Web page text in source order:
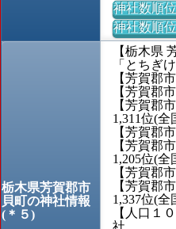
神社数順
神社数順
栃木県芳賀郡市
貝町の神社情報
(＊５)
【栃木県
「とちぎ
【芳賀郡
【芳賀郡
【芳賀郡
1,311位(全
【芳賀郡
【芳賀郡
1,205位(全
【芳賀郡
【芳賀郡
1,337位(全
【人口１
社